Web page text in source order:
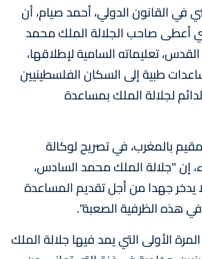
في القانون الدولي، أحمد صيام، أن
أعطى صاحب الجلالة الملك محمد
تعليماته السامية لإطلاقها،
طبية إلى السكان الفلسطينيين
لجلالة الملك بمساعدة
بالمغرب، في تصريح لوكالة
إن "جلالة الملك محمد السادس،
يدخر جهدا من أجل تقديم المساعدة
هذه الظرفية الصعبة".
الأولى التي يمد فيها جلالة الملك